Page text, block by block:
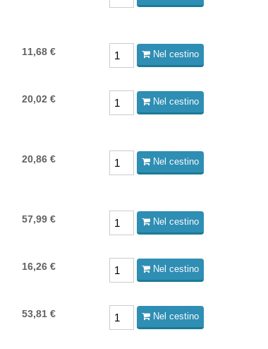
11,68 € Nel cestino
20,02 € Nel cestino
20,86 € Nel cestino
57,99 € Nel cestino
16,26 € Nel cestino
53,81 € Nel cestino